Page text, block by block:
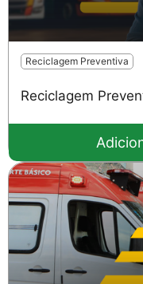
Reciclagem Preventiva
Reciclagem